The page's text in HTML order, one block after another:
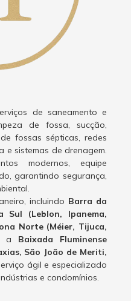
de saneamento e
de fossa, sucção,
fossas sépticas, redes
e sistemas de drenagem.
modernos, equipe
garantindo segurança,
incluindo Barra da
Sul (Leblon, Ipanema,
Norte (Méier, Tijuca,
a Baixada Fluminense
São João de Meriti,
ágil e especializado
e condomínios.